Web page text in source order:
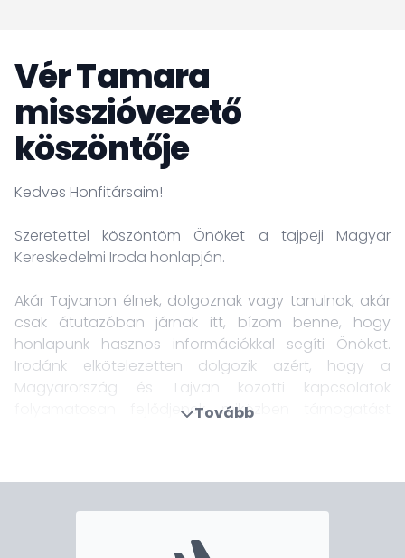
Vér Tamara
misszióvezető
köszöntője
Kedves Honfitársaim!
Szeretettel köszöntöm Önöket a tajpeji Magyar
Kereskedelmi Iroda honlapján.
Akár Tajvanon élnek, dolgoznak vagy tanulnak, akár
csak átutazóban járnak itt, bízom benne, hogy
honlapunk hasznos információkkal segíti Önöket.
Irodánk elkötelezetten dolgozik azért, hogy a
Magyarország és Tajvan közötti kapcsolatok
folyamatosan fejlődjenek, miközben támogatást
nyújtunk többek között útlevelekkel, állampolgársági
és anyakönyvi ügyekkel, hitelesítésekkel, valamint
Tovább